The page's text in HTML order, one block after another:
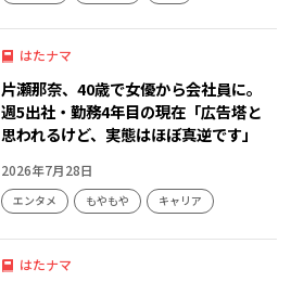
はたナマ
片瀬那奈、40歳で女優から会社員に。
週5出社・勤務4年目の現在「広告塔と
思われるけど、実態はほぼ真逆です」
2026年7月28日
エンタメ もやもや キャリア
はたナマ